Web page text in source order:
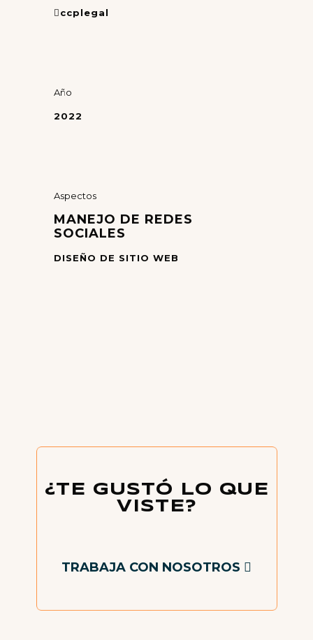
ccplegal
Año
2022
Aspectos
MANEJO DE REDES
SOCIALES
DISEÑO DE SITIO WEB
¿TE GUSTÓ LO QUE
VISTE?
TRABAJA CON NOSOTROS